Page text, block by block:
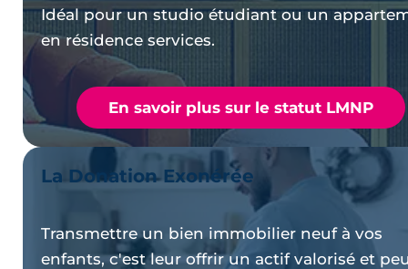
Idéal pour un studio étudiant ou un
en résidence services.
En savoir plus sur le statut LMNP
La Donation Exonérée
Transmettre un bien immobilier neuf à vos
enfants, c'est leur offrir un actif valorisé et